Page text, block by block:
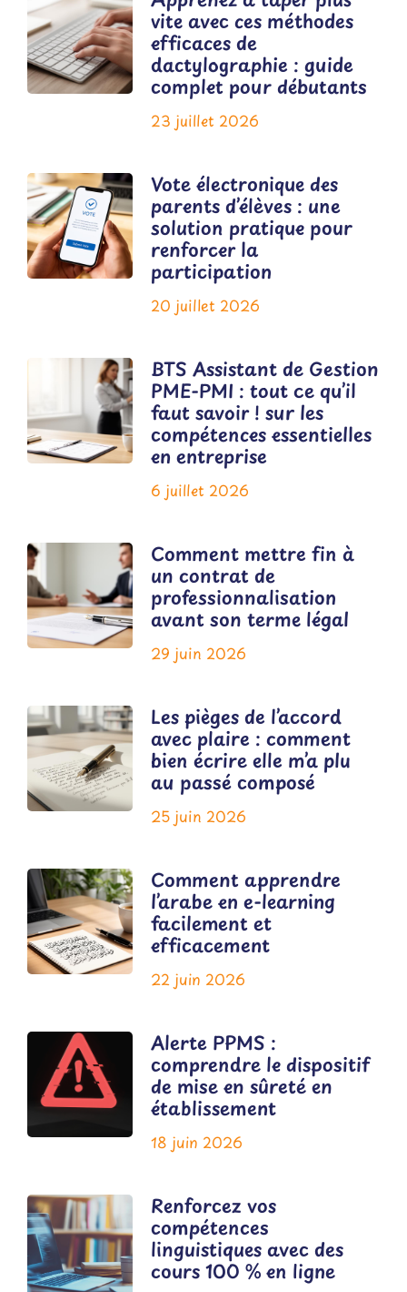
vite avec ces méthodes
efficaces de
dactylographie : guide
complet pour débutants
23 juillet 2026
Vote électronique des
parents d’élèves : une
solution pratique pour
renforcer la
participation
20 juillet 2026
BTS Assistant de Gestion
PME-PMI : tout ce qu’il
faut savoir ! sur les
compétences essentielles
en entreprise
6 juillet 2026
Comment mettre fin à
un contrat de
professionnalisation
avant son terme légal
29 juin 2026
Les pièges de l’accord
avec plaire : comment
bien écrire elle m’a plu
au passé composé
25 juin 2026
Comment apprendre
l’arabe en e-learning
facilement et
efficacement
22 juin 2026
Alerte PPMS :
comprendre le dispositif
de mise en sûreté en
établissement
18 juin 2026
Renforcez vos
compétences
linguistiques avec des
cours 100 % en ligne